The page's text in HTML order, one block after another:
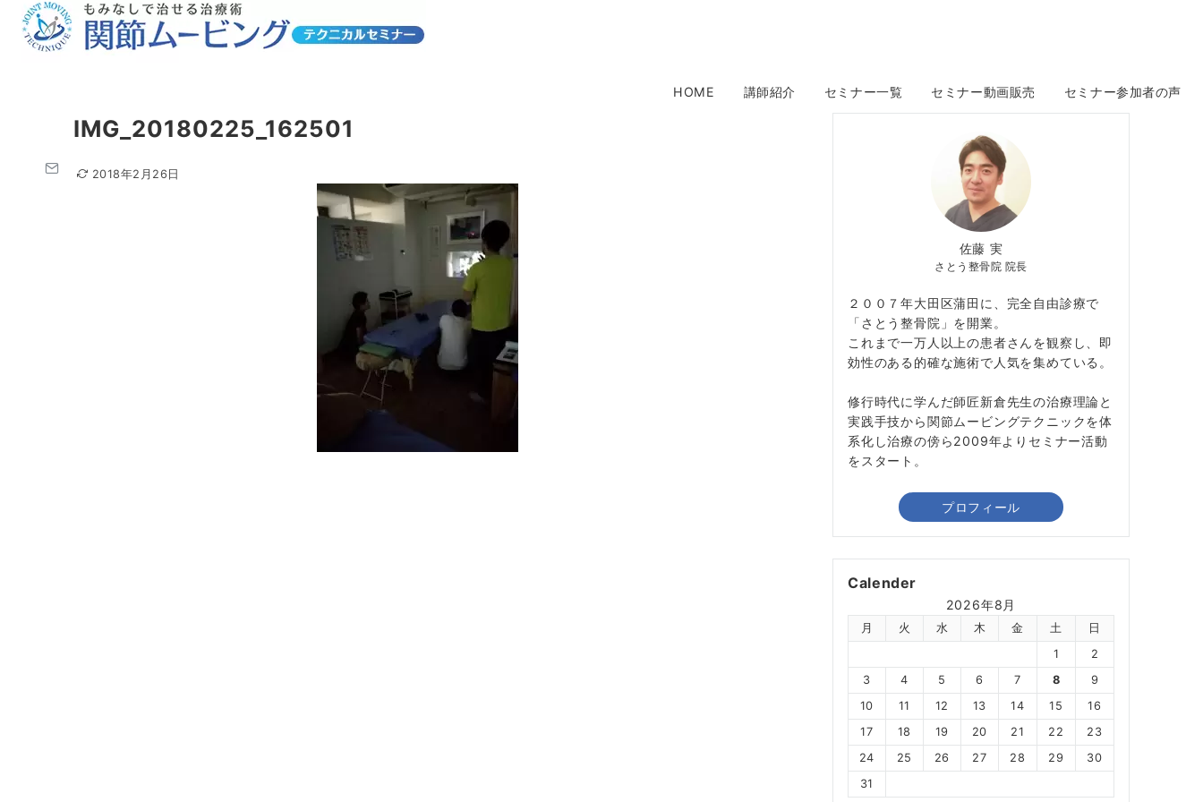
HOME 講師紹介 セミナー一覧 セミナー動画販売 セミナー参加者の声
IMG_20180225_162501
2018年2月26日
佐藤 実
さとう整骨院 院長
２００７年大田区蒲田に、完全自由診療で
「さとう整骨院」を開業。
これまで一万人以上の患者さんを観察し、即
効性のある的確な施術で人気を集めている。
修行時代に学んだ師匠新倉先生の治療理論と
実践手技から関節ムービングテクニックを体
系化し治療の傍ら2009年よりセミナー活動
をスタート。
プロフィール
Calender
2026年8月
月 火 水 木 金 土
日
1
2
3
4 5 6 7 8
9
10
11 12 13 14 15
16
17
18 19 20 21 22
23
24
25 26 27 28 29
30
31